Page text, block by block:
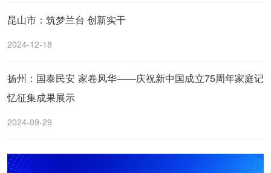
昆山市：筑梦兰台 创新实干
2024-12-18
扬州：国泰民安 家卷风华——庆祝新中国成立75周年家庭记
忆征集成果展示
2024-09-29